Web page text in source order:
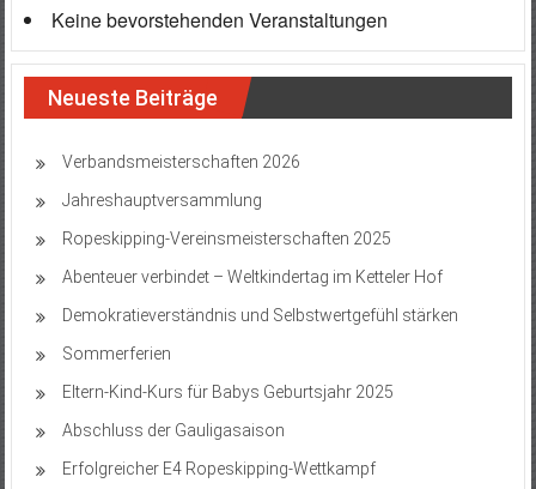
Keine bevorstehenden Veranstaltungen
Neueste Beiträge
Verbandsmeisterschaften 2026
Jahreshauptversammlung
Ropeskipping-Vereinsmeisterschaften 2025
Abenteuer verbindet – Weltkindertag im Ketteler Hof
Demokratieverständnis und Selbstwertgefühl stärken
Sommerferien
Eltern-Kind-Kurs für Babys Geburtsjahr 2025
Abschluss der Gauligasaison
Erfolgreicher E4 Ropeskipping-Wettkampf